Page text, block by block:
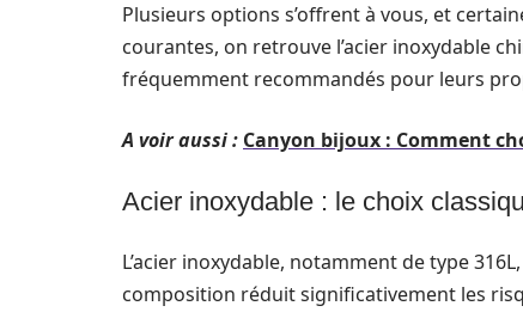
Plusieurs options s’offrent à vous, et
courantes, on retrouve l’acier inoxydable
fréquemment recommandés pour leurs
A voir aussi : Canyon bijoux : Comment
Acier inoxydable : le choix
L’acier inoxydable, notamment de type
composition réduit significativement les